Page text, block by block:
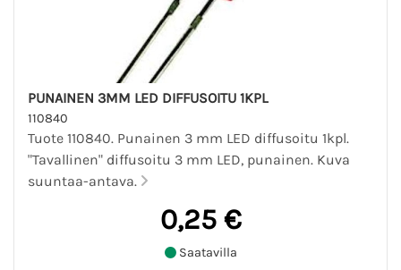
PUNAINEN 3MM LED DIFFUSOITU 1KPL
110840
Tuote 110840. Punainen 3 mm LED diffusoitu 1kpl.
"Tavallinen" diffusoitu 3 mm LED, punainen. Kuva
suuntaa-antava.
0,25 €
Saatavilla